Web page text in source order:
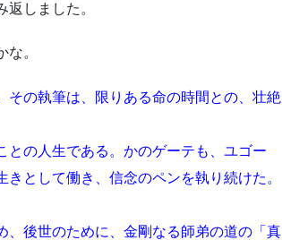
しました。
。
その執筆は、限りある命の時間との、壮絶
の人生である。かのゲーテも、ユゴー
として働き、信念のペンを執り続けた。
後世のために、金剛なる師弟の道の「真